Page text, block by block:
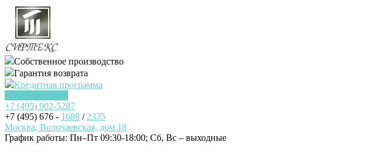
Собственное производство
Гарантия возврата
Кредитная программа
+7 (495) 902-5287
+7 (495) 676 - 1688 / 2335
Москва, Волочаевская, дом 18
График работы: Пн–Пт 09:30-18:00; Cб, Вс – выходные